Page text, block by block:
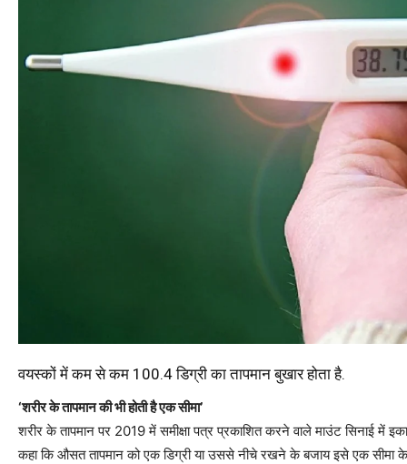
वयस्कों में कम से कम 100.4 डिग्री का तापमान बुखार होता है.
‘शरीर के तापमान की भी होती है एक सीमा’
शरीर के तापमान पर 2019 में समीक्षा पत्र प्रकाशित करने वाले माउंट सिनाई
कहा कि औसत तापमान को एक डिग्री या उससे नीचे रखने के बजाय इसे एक सीमा के